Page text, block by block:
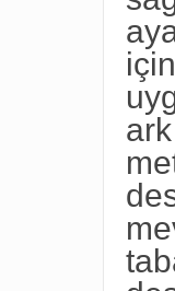
için